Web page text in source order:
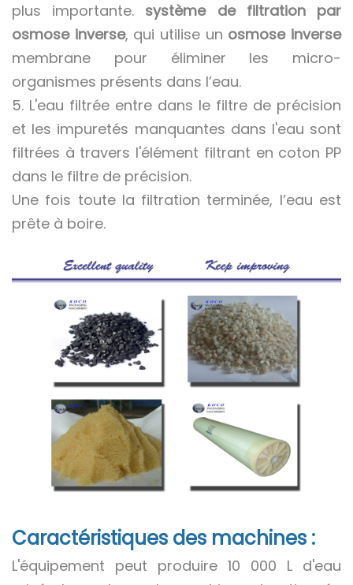
plus importante. système de filtration par
osmose inverse, qui utilise un osmose inverse
membrane pour éliminer les micro-
organismes présents dans l’eau.
5. L'eau filtrée entre dans le filtre de précision
et les impuretés manquantes dans l'eau sont
filtrées à travers l'élément filtrant en coton PP
dans le filtre de précision.
Une fois toute la filtration terminée, l’eau est
prête à boire.
Caractéristiques des machines :
L'équipement peut produire 10 000 L d'eau